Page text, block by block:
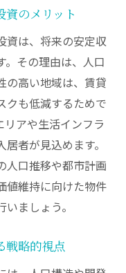
資のメリット
資は、将来の安定収
。その理由は、人口
の高い地域は、賃貸
クも低減するためで
アや生活インフラ
者が見込めます。
人口推移や都市計画
値維持に向けた物件
ましょう。
戦略的視点